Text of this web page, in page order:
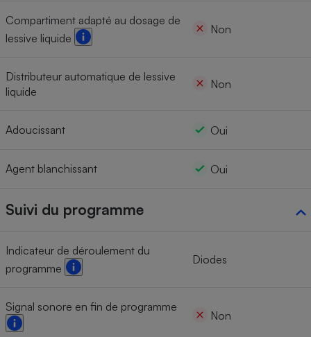
Compartiment adapté au dosage de
lessive liquide
Non
Distributeur automatique de lessive
liquide
Non
Adoucissant Oui
Agent blanchissant Oui
Suivi du programme
Indicateur de déroulement du
programme
Diodes
Signal sonore en fin de programme
Non